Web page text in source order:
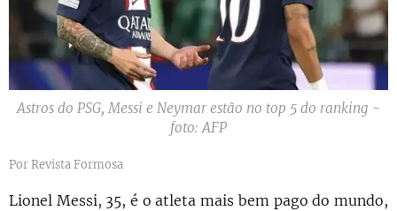
Astros do PSG, Messi e Neymar estão no top 5 do ranking -
foto: AFP
Por Revista Formosa
Lionel Messi, 35, é o atleta mais bem pago do mundo,